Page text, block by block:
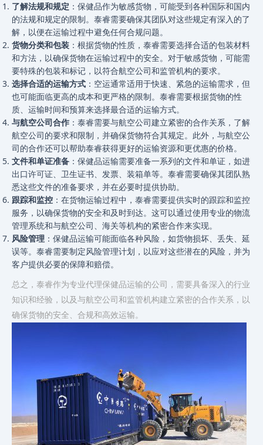
了解法规和规定 ：保健品作为敏感货物，可能受到各种国际和国内
的法规和规定的限制。泰睿需要确保其团队对这些规定有深入的了
解，以便在运输过程中避免任何合规问题。
货物分类和包装 ：根据货物的性质，泰睿需要选择合适的包装材料
和方法，以确保货物在运输过程中的安全。对于敏感货物，可能需
要特殊的包装和标记，以符合航空公司和监管机构的要求。
选择合适的运输方式 ：空运通常适用于快速、紧急的运输需求，但
也可能面临更高的成本和更严格的限制。泰睿需要根据货物的性
质、运输时间和预算来选择最合适的运输方式。
与航空公司合作 ：泰睿需要与航空公司建立紧密的合作关系，了解
航空公司的要求和限制，并确保货物符合其规定。此外，与航空公
司的合作还可以帮助泰睿获得更好的运输资源和更优惠的价格。
文件和单证准备 ：保健品运输需要准备一系列的文件和单证，如进
出口许可证、卫生证书、发票、装箱单等。泰睿需要确保其团队熟
悉这些文件的准备要求，并在必要时提供协助。
跟踪和监控 ：在货物运输过程中，泰睿需要提供实时的跟踪和监控
服务，以确保货物的安全和及时到达。这可以通过使用专业的物流
管理系统和与航空公司、海关等机构的紧密合作来实现。
风险管理 ：保健品运输可能面临各种风险，如货物损坏、丢失、延
误等。泰睿需要制定风险管理计划，以应对这些潜在的风险，并为
客户提供必要的保障和赔偿。
总之，泰睿作为专业代理保健品运输的公司，需要具备深入的行业
知识和经验，以及与航空公司和监管机构建立紧密的合作关系，以
确保货物的安全、合规和高效运输。